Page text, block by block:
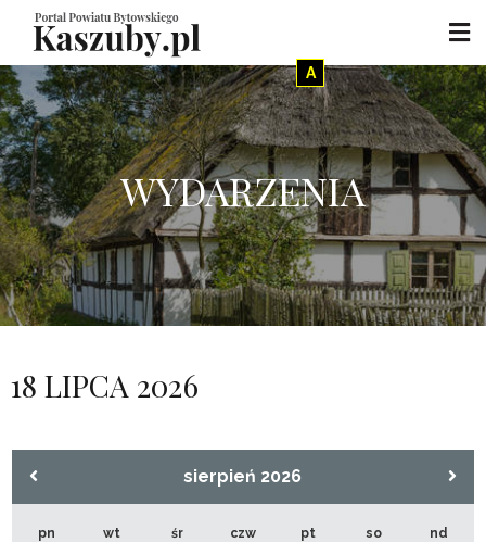
A
WYDARZENIA
18 LIPCA 2026
sierpień 2026
pn wt śr czw pt so nd